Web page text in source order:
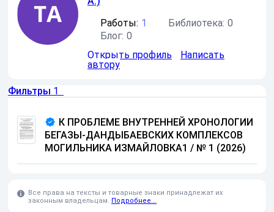
Работы: 1 Библиотека: 0
Блог: 0
Открыть профиль
Написать
автору
Фильтры 1
К ПРОБЛЕМЕ ВНУТРЕННЕЙ ХРОНОЛОГИИ
БЕГАЗЫ-ДАНДЫБАЕВСКИХ КОМПЛЕКСОВ
МОГИЛЬНИКА ИЗМАЙЛОВКА1 / № 1 (2026)
Все права на тексты и товарные знаки принадлежат их
законным владельцам. Подробнее...